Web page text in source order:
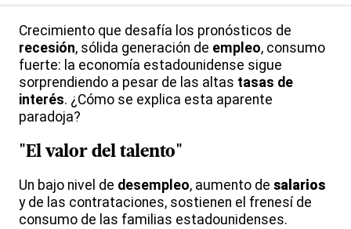
Crecimiento que desafía los pronósticos de
recesión, sólida generación de empleo, consumo
fuerte: la economía estadounidense sigue
sorprendiendo a pesar de las altas tasas de
interés. ¿Cómo se explica esta aparente
paradoja?
"El valor del talento"
Un bajo nivel de desempleo, aumento de salarios
y de las contrataciones, sostienen el frenesí de
consumo de las familias estadounidenses.